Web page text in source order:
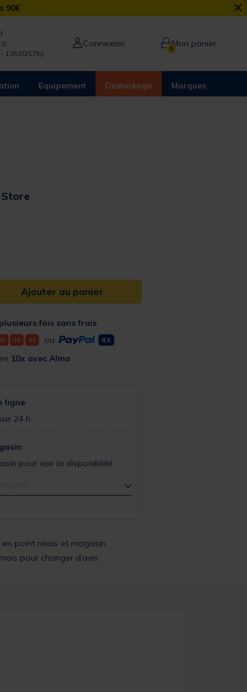
90€ ×
13h30/17h)
Connexion 0Mon panier
Equipement Destockage Marques
Customer Rating
Ajouter au panier
plusieurs fois sans frais
ou
ou en 10x avec Alma
ligne
24 h
pour voir la disponibilité
point relais et magasin
pour changer d’avis